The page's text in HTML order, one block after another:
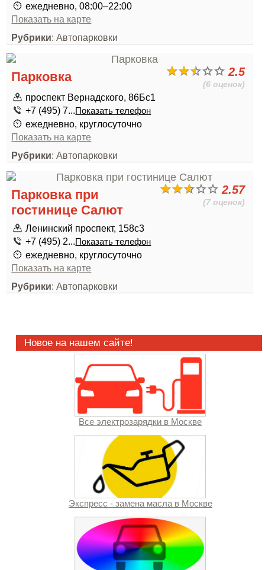
ежедневно, 08:00–22:00
Показать на карте
Рубрики: Автопарковки
2.5
(6 оценок)
Парковка
проспект Вернадского, 86Бс1
+7 (495) 7...Показать телефон
ежедневно, круглосуточно
Показать на карте
Рубрики: Автопарковки
2.57
(7 оценок)
Парковка при
гостинице Салют
Ленинский проспект, 158с3
+7 (495) 2...Показать телефон
ежедневно, круглосуточно
Показать на карте
Рубрики: Автопарковки
Новое на нашем сайте!
Все электрозарядки в Москве
Экспресс - замена масла в Москве